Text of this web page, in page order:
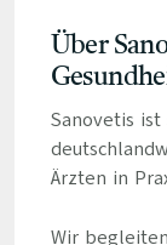
Über
Sanovetis
Ärzten in
Wir